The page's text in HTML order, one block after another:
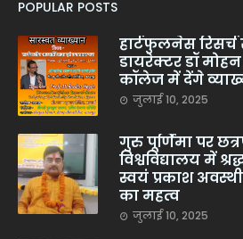
POPULAR POSTS
हार्टफुलनेस
डायरेक्टर डॉ
कॉलेज में देंगे
जुलाई 10, 2025
गुरु पूर्णिमा पर
विश्वविद्यालय में
स्वयं प्रकाश
का महत्व
जुलाई 10, 2025